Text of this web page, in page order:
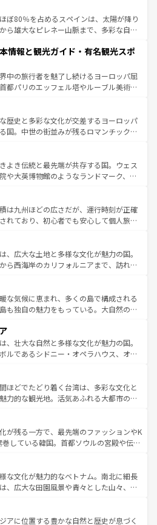
の美しい田園風景やアマルフィ海岸の絶
も見逃せない。観光の合間には、本場の
、絶品のイタリア料理を堪能することも
リアで、忘れられない旅をしてみよう！
リア情報は
ぼ80％を占めるスペインは、太陽が降り
ら雄大なピレネー山脈まで、多彩な自然
国では、情熱的なフラメンコ、熱気あふ
美味しいタパスが生活の一部となってい
ドの洗練された雰囲気や、バルセロナの
角から、地方では古代ローマ遺跡や中世
て風土や気候が異なるスペインはその個
性で訪れる人を魅了する。 なお、新着のスペイン情報は コ
照してほしい。
情報と観光ガイド・有名観光スポ
中の旅行者を魅了し続けるヨーロッパ屈
都パリのエッフェル塔やルーブル美術館
詰まっている。華麗な宮殿、歴史的な大
チ、そして豊かな自然が、訪れる者を心
た、フランスは美食の国としても知ら
の発祥地であるランス、プロヴァンスの
ー畑など、多彩な楽しみ方が可能だ。さ
地域にも魅力が溢れており、どの街角に
ぶとそれぞれで全く異なる文化を体験で
だろう。 なお、新着のフランス情報はコンテンツ一覧
。
歴史と多彩な文化が交差するヨーロッパ
国。中世の街並みが残るロマンチック街
、どこを歩いても飽きることがない。ベ
気、バイエルン州のアルプスの絶景、そ
のワイン畑といった風景は必見。ビール
ぜひ体験してほしい。 なお、新着の
テンツ一覧を参照してほしい。
よき伝統と最先端が共存する国。ウェス
や大英博物館のようなランドマーク、歴
魅力がある。また、優雅なアフタヌーン
きにはたまらない英国パブ、サッカー観
らこそできる体験も豊富。イギリスを旅
てほしい。
は九州ほどの広さだが、運行時刻が正確
れており、初心者でも安心して個人旅行
残る町や、スイスならではのユニークな
ルプス観光だけでなく町歩きも満喫する
民の所得が高いため物価も高いが、旅行
光を楽しむこともできる。 なお、新
コンテンツ一覧 を参照してほしい。
、広大な土地と多様な文化が魅力の国。
ら西海岸のカリフォルニアまで、訪れる
は、観光、ショッピング、エンターテイ
た刺激的なスポットだ。一方、アメリカ
広がり、グランドキャニオンやイエロー
ンズでは、音楽と美食が融合した独特の
者はアメリカの各地域で異なる魅力を楽
多様性と豊かな歴史を感じることができ
ルだ。 なお、新着のアメリカ
一覧を参照してほしい。
な気候に恵まれ、多くの島で構成される
も独自の魅力をもっている。大自然の神
い。また、定番の観光地といえばオアフ
然を求めるならマウイ島やカウアイ島が
ルドグリーンに輝く海をはじめ、豊かな
心で訪れる人々を迎えてくれるハワイの
ーカルフードやハワイアンミュージッ
ダンスなど、すべてがハワイの魅力を彩
。 なお、新着のハワイ情報
を参照してほしい。
、壮大な自然と多様な文化が魅力の国。
ルであるシドニー・オペラハウス、オー
中央部にそびえるウルル（エアーズロッ
の美しい原生林やケアンズの熱帯雨林な
くさん。また、カフェやワイン、オージ
ティも充実しており、サーフィンやダイ
グなど、アウトドア好きにはたまらな
アの多彩な魅力を存分に味わいつくそ
ほどでたどり着く台湾は、多彩な文化と
力的な観光地。活気あふれる大都市の台
岳地帯である台湾東部など、都市の喧騒
共存しており、訪れる人に新しい発見と
くれる。また、奥深い台湾の食文化も魅
のスイーツなど、バラエティ豊かな料理
わえる。 なお、新着の台湾情報は コンテンツ一覧を参
が残る一方で、最先端のファッションやK
している韓国。首都ソウルの宮殿や伝統
ばせば四季折々の自然美を楽しむことが
キムチや焼肉、絶品のストリートフード
韓国料理が待っている。夜には、韓国な
がら、韓国の多彩な魅力を心ゆくまで味
わってみてほしい。 なお、新着の韓国情報はコンテンツ一
な文化が魅力的なベトナム。南北に細長
、広大な田園風景や青々とした山々、世
伝統が息づく。ハノイの古い町並みやホ
ンス統治時代の建物も、独特の雰囲気を
アに位置する豊かな自然と歴史が息づく